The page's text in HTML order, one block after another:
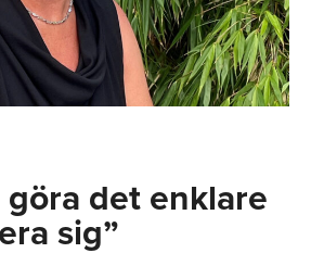
göra det enklare
sig”